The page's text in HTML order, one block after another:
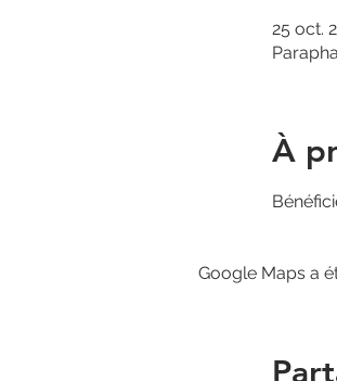
25 oct.
À
Google Maps a